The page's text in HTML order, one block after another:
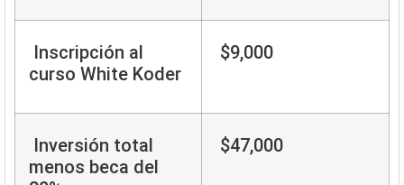
Inscripción al
curso White Koder
$9,000
Inversión total
menos beca del
$47,000